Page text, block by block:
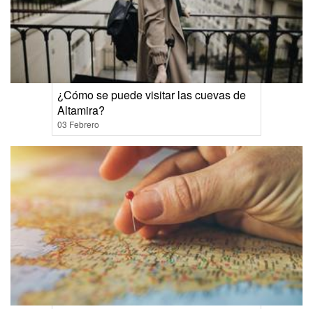
¿Cómo se puede visitar las cuevas de
Altamira?
03 Febrero